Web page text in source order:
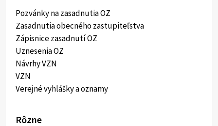
Pozvánky na zasadnutia OZ
Zasadnutia obecného zastupiteľstva
Zápisnice zasadnutí OZ
Uznesenia OZ
Návrhy VZN
VZN
Verejné vyhlášky a oznamy
Rôzne